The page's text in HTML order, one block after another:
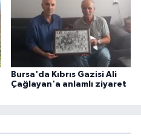
Bursa'da Kıbrıs Gazisi Ali
Çağlayan'a anlamlı ziyaret